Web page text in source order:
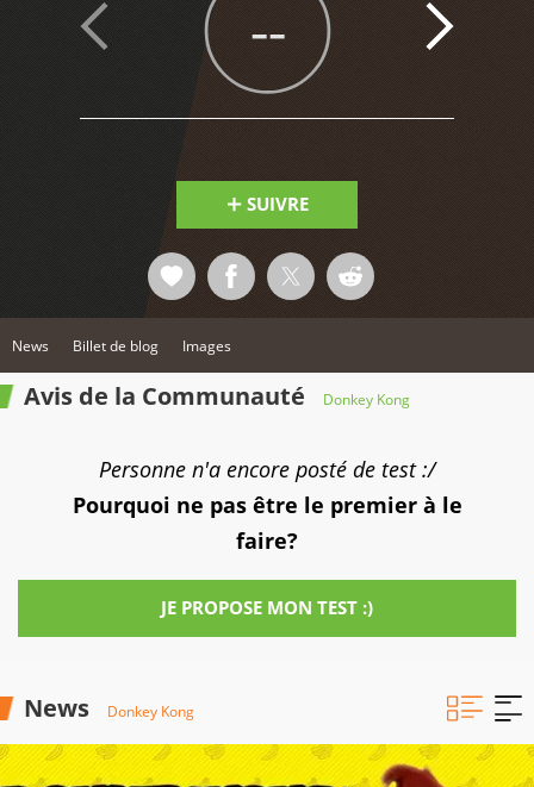
--
SUIVRE
News Billet de blog Images
Avis de la Communauté Donkey Kong
Personne n'a encore posté de test :/
Pourquoi ne pas être le premier à le
faire?
JE PROPOSE MON TEST :)
News Donkey Kong